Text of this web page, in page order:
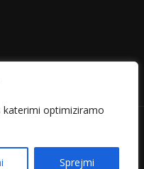
katerimi optimiziramo
Sprejmi